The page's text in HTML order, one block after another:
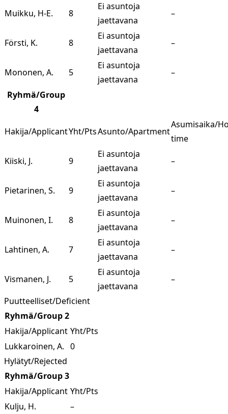
Muikku, H-E. 8
Ei asuntoja
jaettavana
–
Försti, K. 8
Ei asuntoja
jaettavana
–
Mononen, A. 5
Ei asuntoja
jaettavana
–
Ryhmä/Group
4
Hakija/ApplicantYht/PtsAsunto/Apartment
Asumisaika/
time
Kiiski, J.
9
Ei asuntoja
jaettavana
–
Pietarinen, S. 9
Ei asuntoja
jaettavana
–
Muinonen, I. 8
Ei asuntoja
jaettavana
–
Lahtinen, A. 7
Ei asuntoja
jaettavana
–
Vismanen, J. 5
Ei asuntoja
jaettavana
–
Puutteelliset/Deficient
Ryhmä/Group 2
Hakija/Applicant Yht/Pts
Lukkaroinen, A. 0
Hylätyt/Rejected
Ryhmä/Group 3
Hakija/Applicant Yht/Pts
Kulju, H.
–